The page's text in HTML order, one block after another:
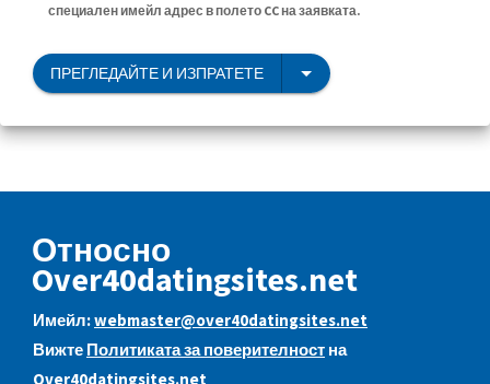
специален имейл адрес в полето CC на заявката.
ПРЕГЛЕДАЙТЕ И ИЗПРАТЕТЕ
Относно
Over40datingsites.net
Имейл:webmaster@over40datingsites.net
Вижте Политиката за поверителност на
Over40datingsites.net